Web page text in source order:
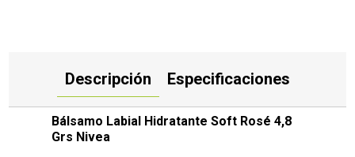
Descripción Especificaciones
Bálsamo Labial Hidratante Soft Rosé 4,8
Grs Nivea